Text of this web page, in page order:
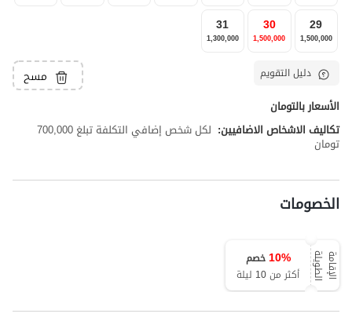
29
1,500,000
30
1,500,000
31
1,300,000
دليل التقويم مسح
الأسعار بالتومان
تكاليف الاشخاص الاضافيين:
لكل شخص إضافي التكلفة تبلغ 700,000
تومان
الخصومات
ا
ل
إ
ق
ا
م
ة
ا
ل
ط
و
ي
لة 10%
خصم
أكثر من 10 ليلة